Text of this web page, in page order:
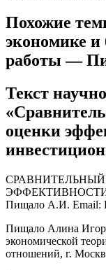
Похожие
экономике и
работы —
Текст
оценки
Пищало А.И. Email:
Пищало Алина
экономической
отношений, г.